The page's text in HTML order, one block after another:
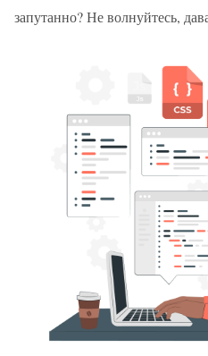
запутанно? Не волнуйтесь,